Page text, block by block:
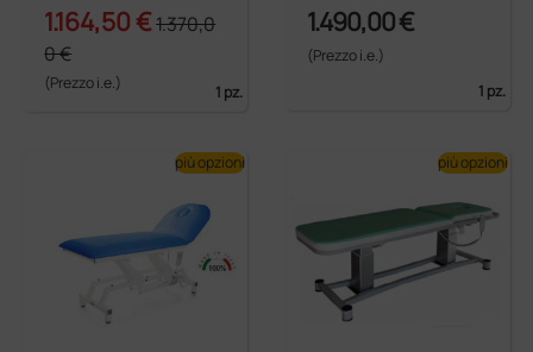
1.164,50 €1.370,0
0 €
(Prezzo i.e.) 1 pz.
1.490,00 €
(Prezzo i.e.)
1 pz.
più opzioni più opzioni